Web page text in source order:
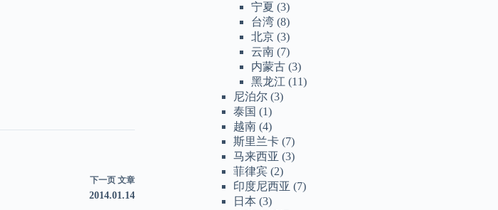
下一页 文章
2014.01.14
宁夏 (3)
台湾 (8)
北京 (3)
云南 (7)
内蒙古 (3)
黑龙江 (11)
尼泊尔 (3)
泰国 (1)
越南 (4)
斯里兰卡 (7)
马来西亚 (3)
菲律宾 (2)
印度尼西亚 (7)
日本 (3)